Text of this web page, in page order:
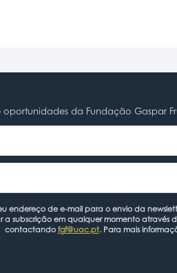
da Fundação Gaspar
endereço de e-mail para o envio da
a subscrição em qualquer momento através
contactando fgf@uac.pt. Para mais